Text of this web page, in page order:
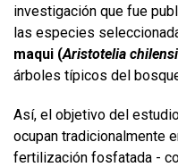
investigación que fue
las especies
maqui (Aristotelia
árboles típicos del
Así, el objetivo del
ocupan tradicionalmente
fertilización fosfatada -